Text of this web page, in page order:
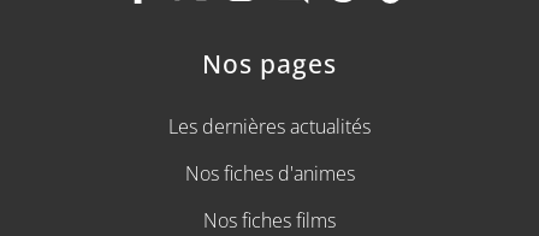
Nos pages
Les dernières actualités
Nos fiches d'animes
Nos fiches films